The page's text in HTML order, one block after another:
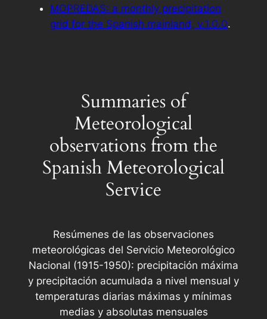
MOPREDAS: a monthly precipitation
grid for the Spanish mainland, v.1.0.0.
Summaries of
Meteorological
observations from the
Spanish Meteorological
Service
Resúmenes de las observaciones
meteorológicas del Servicio Meteorológico
Nacional (1915-1950): precipitación máxima
y precipitación acumulada a nivel mensual y
temperaturas diarias máximas y mínimas
medias y absolutas mensuales